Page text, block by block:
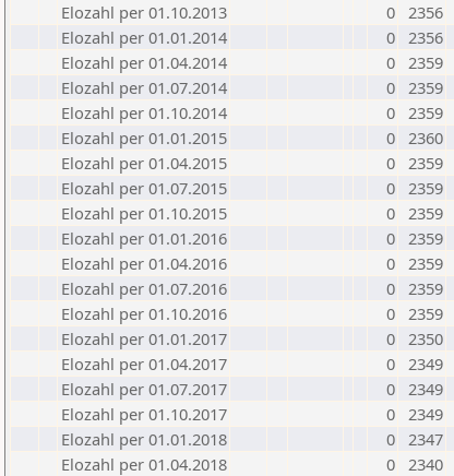
Elozahl per 01.10.2013
0 2356
Elozahl per 01.01.2014
0 2356
Elozahl per 01.04.2014
0 2359
Elozahl per 01.07.2014
0 2359
Elozahl per 01.10.2014
0 2359
Elozahl per 01.01.2015
0 2360
Elozahl per 01.04.2015
0 2359
Elozahl per 01.07.2015
0 2359
Elozahl per 01.10.2015
0 2359
Elozahl per 01.01.2016
0 2359
Elozahl per 01.04.2016
0 2359
Elozahl per 01.07.2016
0 2359
Elozahl per 01.10.2016
0 2359
Elozahl per 01.01.2017
0 2350
Elozahl per 01.04.2017
0 2349
Elozahl per 01.07.2017
0 2349
Elozahl per 01.10.2017
0 2349
Elozahl per 01.01.2018
0 2347
Elozahl per 01.04.2018
0 2340